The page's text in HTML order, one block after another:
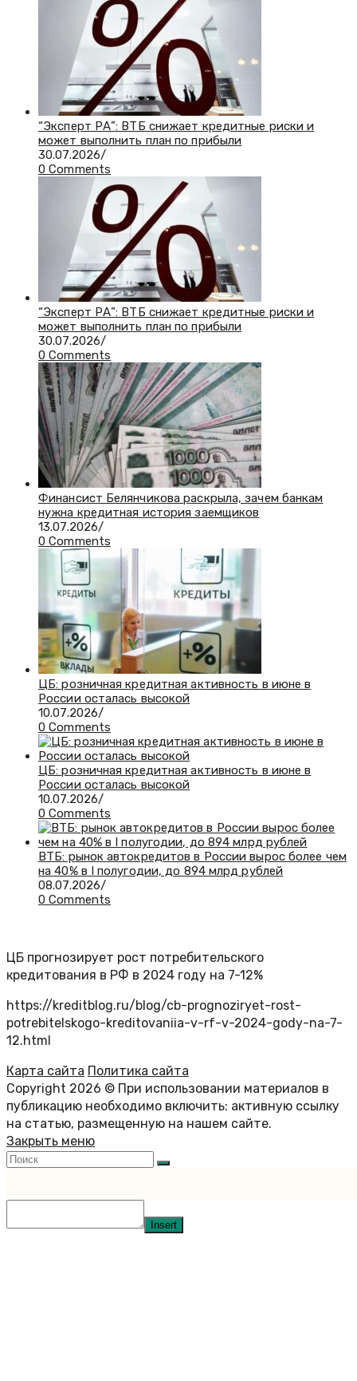
“Эксперт РА”: ВТБ снижает кредитные риски и
может выполнить план по прибыли
30.07.2026/
0 Comments
“Эксперт РА”: ВТБ снижает кредитные риски и
может выполнить план по прибыли
30.07.2026/
0 Comments
Финансист Белянчикова раскрыла, зачем банкам
нужна кредитная история заемщиков
13.07.2026/
0 Comments
ЦБ: розничная кредитная активность в июне в
России осталась высокой
10.07.2026/
0 Comments
ЦБ: розничная кредитная активность в июне в
России осталась высокой
10.07.2026/
0 Comments
ВТБ: рынок автокредитов в России вырос более чем
на 40% в I полугодии, до 894 млрд рублей
08.07.2026/
0 Comments
ЦБ прогнозирует рост потребительского
кредитования в РФ в 2024 году на 7-12%
https://kreditblog.ru/blog/cb-prognoziryet-rost-
potrebitelskogo-kreditovaniia-v-rf-v-2024-gody-na-7-
12.html
Карта сайта Политика сайта
Copyright 2026 © При использовании материалов в
публикацию необходимо включить: активную ссылку
на статью, размещенную на нашем сайте.
Закрыть меню
Insert